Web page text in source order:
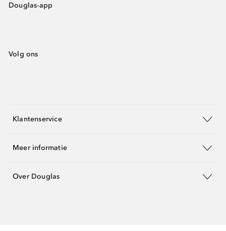
Douglas-app
Volg ons
Klantenservice
Meer informatie
Over Douglas